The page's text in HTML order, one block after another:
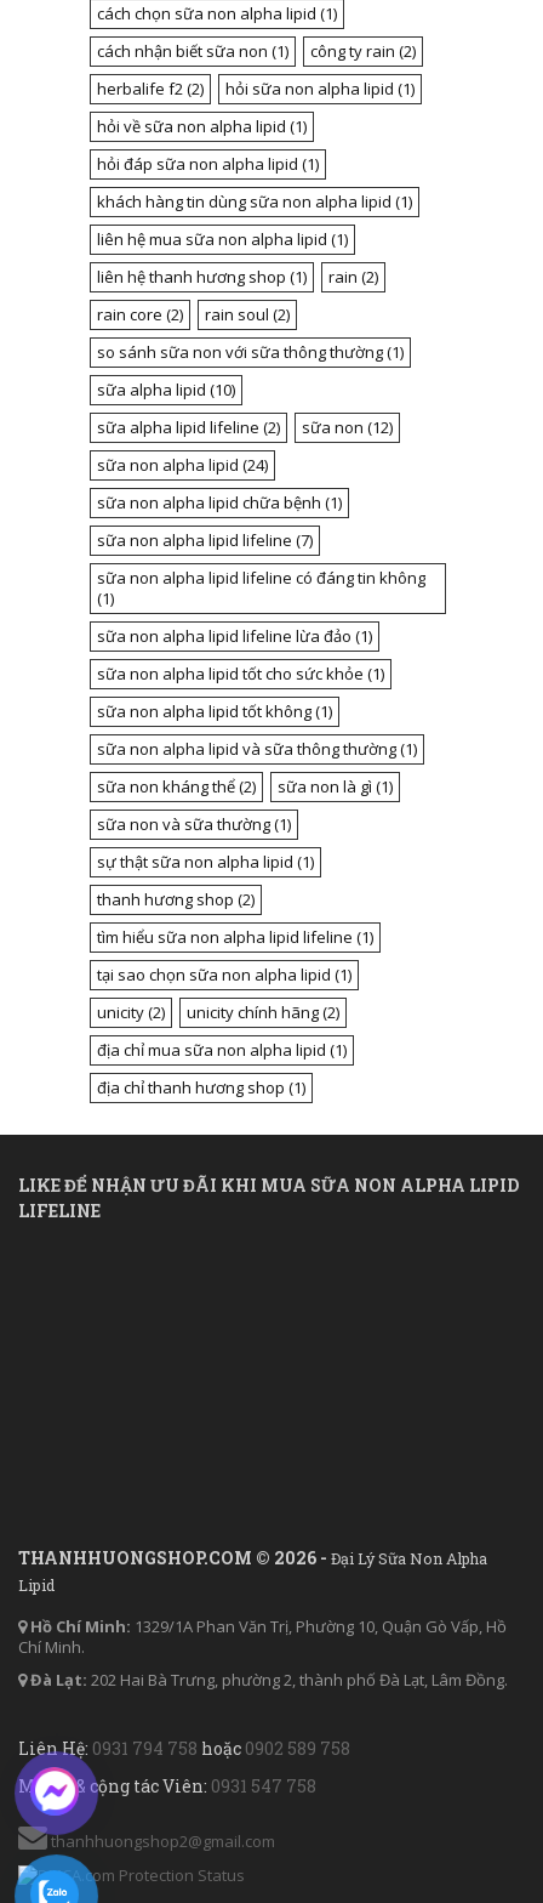
cách chọn sữa non alpha lipid (1)
cách nhận biết sữa non (1) công ty rain (2)
herbalife f2(2) hỏi sữa non alpha lipid (1)
hỏi về sữa non alpha lipid (1)
hỏi đáp sữa non alpha lipid (1)
khách hàng tin dùng sữa non alpha lipid (1)
liên hệ mua sữa non alpha lipid (1)
liên hệ thanh hương shop (1) rain (2)
rain core (2) rain soul (2)
so sánh sữa non với sữa thông thường(1)
sữa alpha lipid (10)
sữa alpha lipid lifeline (2) sữa non (12)
sữa non alpha lipid (24)
sữa non alpha lipid chữa bệnh (1)
sữa non alpha lipid lifeline (7)
sữa non alpha lipid lifeline có đáng tin không
(1)
sữa non alpha lipid lifeline lừa đảo (1)
sữa non alpha lipid tốt cho sức khỏe (1)
sữa non alpha lipid tốt không(1)
sữa non alpha lipid và sữa thông thường(1)
sữa non kháng thể(2) sữa non là gì (1)
sữa non và sữa thường(1)
sự thật sữa non alpha lipid (1)
thanh hương shop (2)
tìm hiểu sữa non alpha lipid lifeline (1)
tại sao chọn sữa non alpha lipid (1)
unicity(2) unicity chính hãng(2)
địa chỉ mua sữa non alpha lipid (1)
địa chỉ thanh hương shop (1)
LIKE ĐỂ NHẬN ƯU ĐÃI KHI MUA SỮA NON ALPHA LIPID
LIFELINE
THANHHUONGSHOP.COM © 2026 - Đại Lý Sữa Non Alpha
Lipid
Hồ Chí Minh: 1329/1A Phan Văn Trị, Phường 10, Quận Gò Vấp, Hồ
Chí Minh.
Đà Lạt: 202 Hai Bà Trưng, phường 2, thành phố Đà Lạt, Lâm Đồng.
Liên Hệ: 0931 794 758 hoặc 0902 589 758
Mua sỉ & cộng tác Viên: 0931 547 758
thanhhuongshop2@gmail.com